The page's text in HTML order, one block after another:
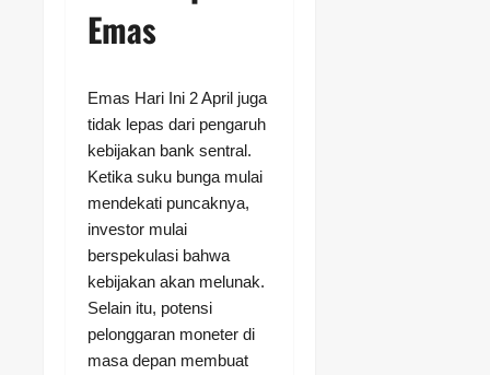
Emas
Emas Hari Ini 2 April juga
tidak lepas dari pengaruh
kebijakan bank sentral.
Ketika suku bunga mulai
mendekati puncaknya,
investor mulai
berspekulasi bahwa
kebijakan akan melunak.
Selain itu, potensi
pelonggaran moneter di
masa depan membuat